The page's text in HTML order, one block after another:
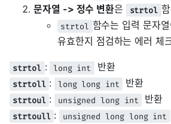
문자열 -> 정수 변환은 strtol
strtol 함수는 입력 문자열
유효한지 점검하는 에러 체
strtol : long int 반환
strtoll : long long int 반환
strtoul : unsigned long int 반환
strtoull : unsigned long long int